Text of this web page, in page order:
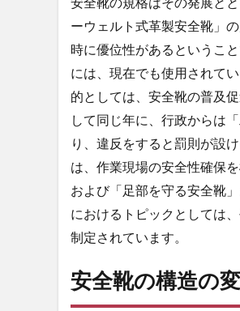
全
靴
の
造
の
遷
ーウェルト式革製安全靴」
時に優位性があるというこ
には、現在でも使用されて
的としては、安全靴の普及
して同じ年に、行政からは
り、違反をすると罰則が設
は、作業現場の安全性確保
および「足部を守る安全靴
におけるトピックとしては
制定されています。
安全靴の構造の